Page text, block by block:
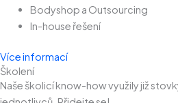
Bodyshop a Outsourcing
In-house řešení
Více informací
Školení
Naše školicí know-how využily již